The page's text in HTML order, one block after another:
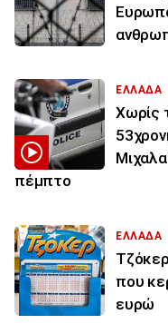
ΕΛΛΑΔΑ
Χωρίς
πέμπτο
ΕΛΛΑΔΑ
που
ευρώ